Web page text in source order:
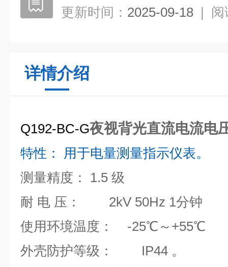
更新时间： 2025-09-18 | 阅
详情介绍
Q192-BC-G夜视背光直流电流电
特性： 用于电量测量指示仪表。
测量精度： 1.5 级
耐 电 压： 2kV 50Hz 1分钟
使用环境温度： -25℃～+55℃
外壳防护等级： IP44 。